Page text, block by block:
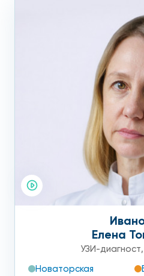
Елена
УЗИ-диагност,
Новаторская